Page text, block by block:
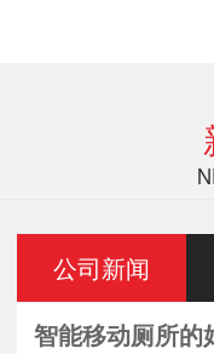
公司新闻
智能移动厕所的